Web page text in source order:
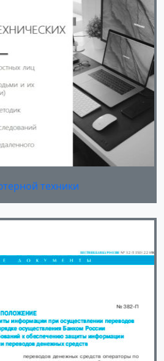
техники